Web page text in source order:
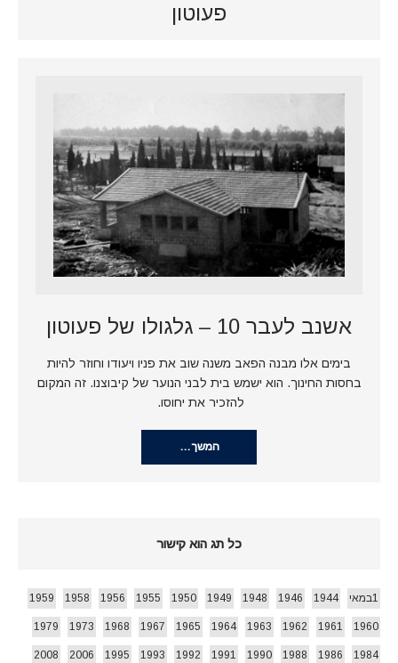
פעוטון
אשנב לעבר 10 – גלגולו של פעוטון
בימים אלו מבנה הפאב משנה שוב את פניו ויעודו וחוזר להיות
בחסות החינוך. הוא ישמש בית לבני הנוער של קיבוצנו. זה המקום
להזכיר את יחוסו.
המשך…
כל תג הוא קישור
1במאי 1944
1946
1948
1949
1950
1955
1956
1958
1959
1960
1961
1962
1963
1964
1965
1967
1968
1973
1979
1984
1986
1988
1990
1991
1992
1993
1995
2006
2008